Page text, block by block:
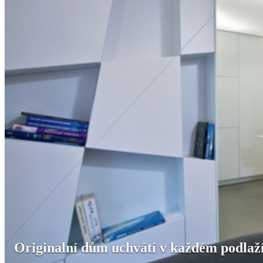
Originalní dům uchvátí v každém